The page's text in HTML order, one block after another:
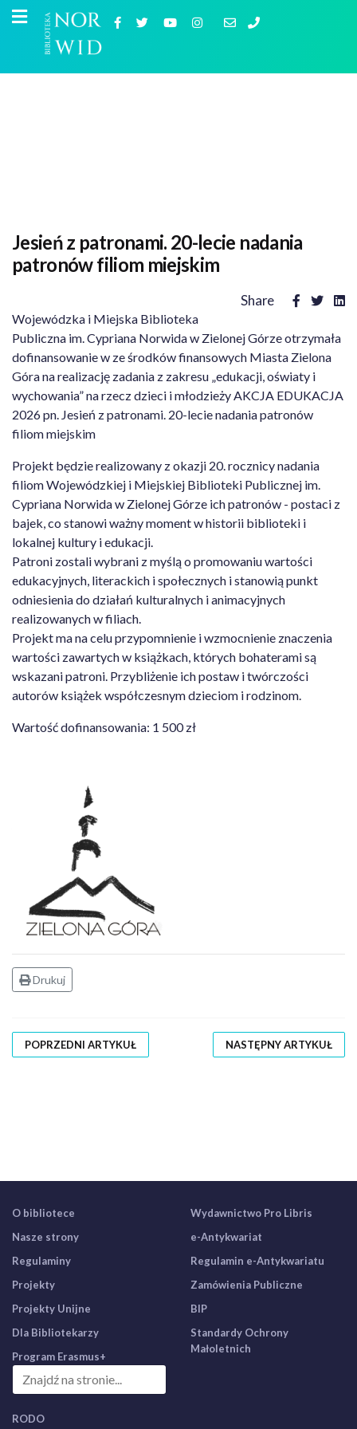
Jesień z patronami. 20-lecie nadania
patronów filiom miejskim
Share
Wojewódzka i Miejska Biblioteka
Publiczna im. Cypriana Norwida w Zielonej Górze otrzymała
dofinansowanie w ze środków finansowych Miasta Zielona
Góra na realizację zadania z zakresu „edukacji, oświaty i
wychowania” na rzecz dzieci i młodzieży AKCJA EDUKACJA
2026 pn. Jesień z patronami. 20-lecie nadania patronów
filiom miejskim
Projekt będzie realizowany z okazji 20. rocznicy nadania
filiom Wojewódzkiej i Miejskiej Biblioteki Publicznej im.
Cypriana Norwida w Zielonej Górze ich patronów - postaci z
bajek, co stanowi ważny moment w historii biblioteki i
lokalnej kultury i edukacji.
Patroni zostali wybrani z myślą o promowaniu wartości
edukacyjnych, literackich i społecznych i stanowią punkt
odniesienia do działań kulturalnych i animacyjnych
realizowanych w filiach.
Projekt ma na celu przypomnienie i wzmocnienie znaczenia
wartości zawartych w książkach, których bohaterami są
wskazani patroni. Przybliżenie ich postaw i twórczości
autorów książek współczesnym dzieciom i rodzinom.
Wartość dofinansowania: 1 500 zł
Drukuj
POPRZEDNI ARTYKUŁ NASTĘPNY ARTYKUŁ
O bibliotece
Nasze strony
Regulaminy
Projekty
Projekty Unijne
Dla Bibliotekarzy
Program Erasmus+
Wydawnictwo Pro Libris
e-Antykwariat
Regulamin e-Antykwariatu
Zamówienia Publiczne
BIP
Standardy Ochrony
Małoletnich
RODO